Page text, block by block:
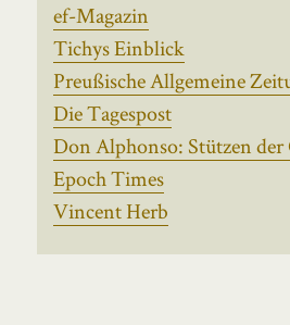
ef-Magazin
Tichys Einblick
Preußische Allgemeine
Die Tagespost
Don Alphonso: Stützen der
Epoch Times
Vincent Herb